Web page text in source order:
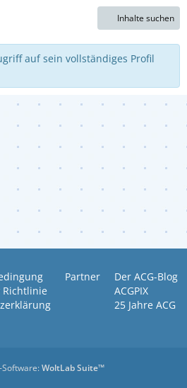
Inhalte suchen
auf sein vollständiges Profil
Richtlinie
Partner
Der ACG-Blog
ACGPIX
25 Jahre ACG
WoltLab Suite™